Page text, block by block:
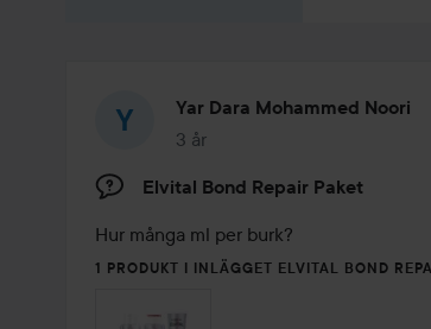
Yar Dara Mohammed Noori
3 år
Inlägget skapades 3 år
Elvital Bond Repair Paket
1 PRODUKT I INLÄGGET ELVITAL BOND